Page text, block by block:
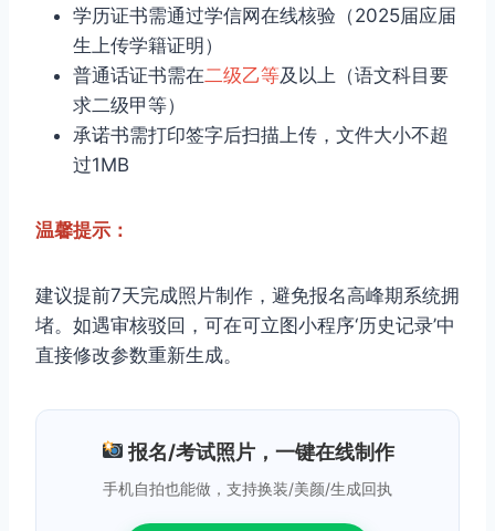
学历证书需通过学信网在线核验（2025届应届
生上传学籍证明）
普通话证书需在二级乙等及以上（语文科目要
求二级甲等）
承诺书需打印签字后扫描上传，文件大小不超
过1MB
温馨提示：
建议提前7天完成照片制作，避免报名高峰期系统拥
堵。如遇审核驳回，可在可立图小程序‘历史记录’中
直接修改参数重新生成。
报名/考试照片，一键在线制作
手机自拍也能做，支持换装/美颜/生成回执